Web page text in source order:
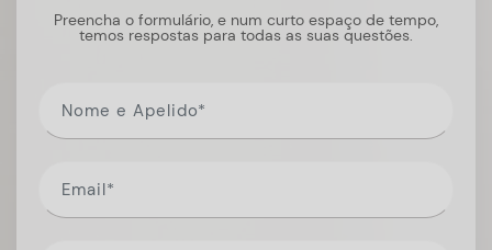
Preencha o formulário, e num curto espaço de tempo,
temos respostas para todas as suas questões.